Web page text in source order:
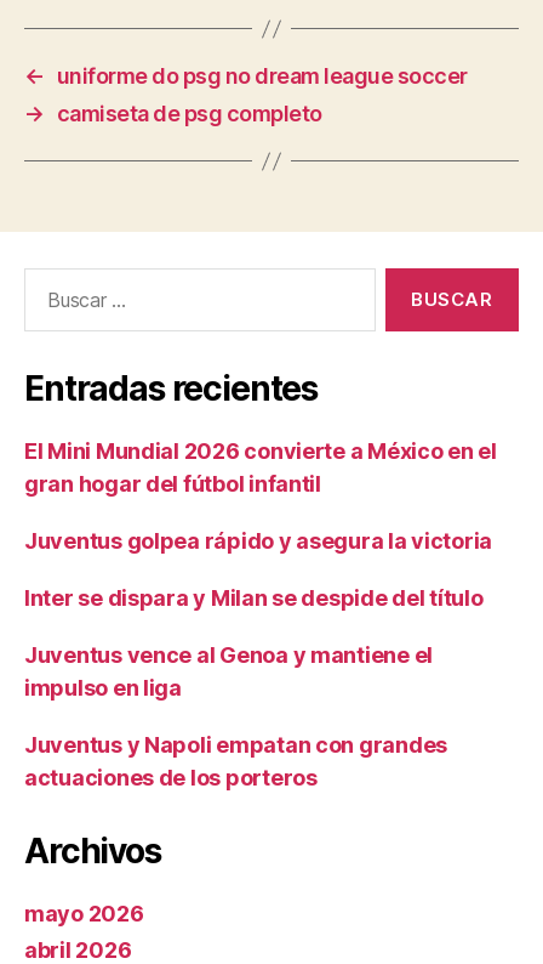
←
uniforme do psg no dream league soccer
→
camiseta de psg completo
Entradas recientes
El Mini Mundial 2026 convierte a México en el
gran hogar del fútbol infantil
Juventus golpea rápido y asegura la victoria
Inter se dispara y Milan se despide del título
Juventus vence al Genoa y mantiene el
impulso en liga
Juventus y Napoli empatan con grandes
actuaciones de los porteros
Archivos
mayo 2026
abril 2026